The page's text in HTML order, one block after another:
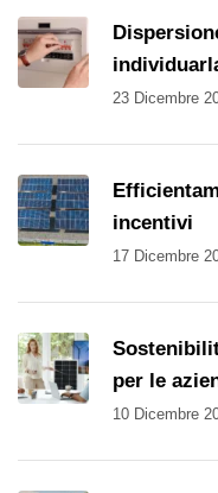
23 Dicembre
incentivi
17 Dicembre
per le
10 Dicembre